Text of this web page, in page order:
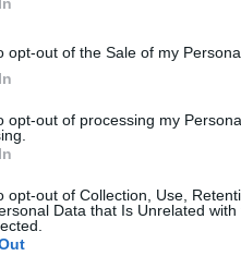
opt-out of the Sale of my
opt-out of processing my
opt-out of Collection, Use,
Data that Is Unrelated
«Πήρε τον ρόλο του
και τη συνδρομή
της Βιλερμπάν, Τι Τζέι
23:59